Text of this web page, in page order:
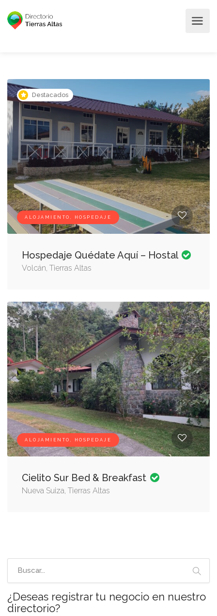
Destacados
ALOJAMIENTO, HOSPEDAJE
Hospedaje Quédate Aquí – Hostal
Volcán, Tierras Altas
ALOJAMIENTO, HOSPEDAJE
Cielito Sur Bed & Breakfast
Nueva Suiza, Tierras Altas
¿Deseas registrar tu negocio en nuestro
directorio?